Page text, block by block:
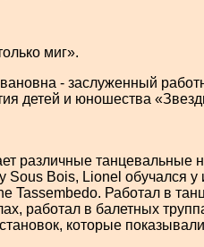
миг».
- заслуженный
детей и юношества
различные танцевальные
Bois, Lionel обучался
Tassembedo. Работал в
работал в балетных
которые